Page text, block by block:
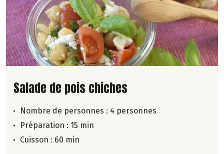
Lire la suite de la recette
Salade de pois chiches
Nombre de personnes : 4 personnes
Préparation : 15 min
Cuisson : 60 min